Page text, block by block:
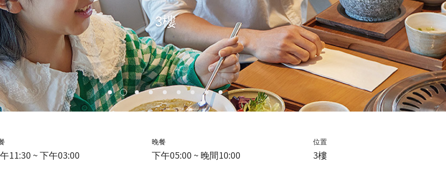
3樓
11:30 ~ 下午03:00
晚餐
下午05:00 ~ 晚間10:00
位置
3樓